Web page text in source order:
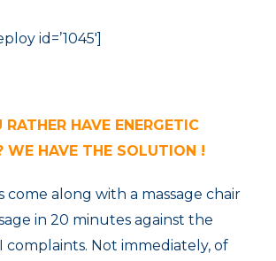
id=’1045′]
RATHER HAVE ENERGETIC
WE HAVE THE SOLUTION !
come along with a massage chair
in 20 minutes against the
complaints. Not immediately, of